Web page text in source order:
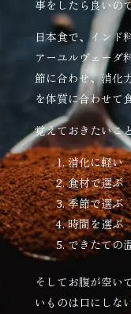
事をしたら良いの
日本食で、インド
アーユルヴェー
節に合わせ、消化
を体質に合わせて
覚えておきたいこ
消化に軽い
食材で選ぶ
季節で選ぶ
時間を選ぶ
できたての
そしてお腹が空い
いものは口にしな